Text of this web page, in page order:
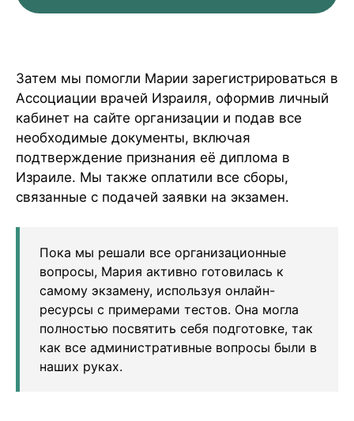
Затем мы помогли Марии зарегистрироваться в
Ассоциации врачей Израиля, оформив личный
кабинет на сайте организации и подав все
необходимые документы, включая
подтверждение признания её диплома в
Израиле. Мы также оплатили все сборы,
связанные с подачей заявки на экзамен.
Пока мы решали все организационные
вопросы, Мария активно готовилась к
самому экзамену, используя онлайн-
ресурсы с примерами тестов. Она могла
полностью посвятить себя подготовке, так
как все административные вопросы были в
наших руках.